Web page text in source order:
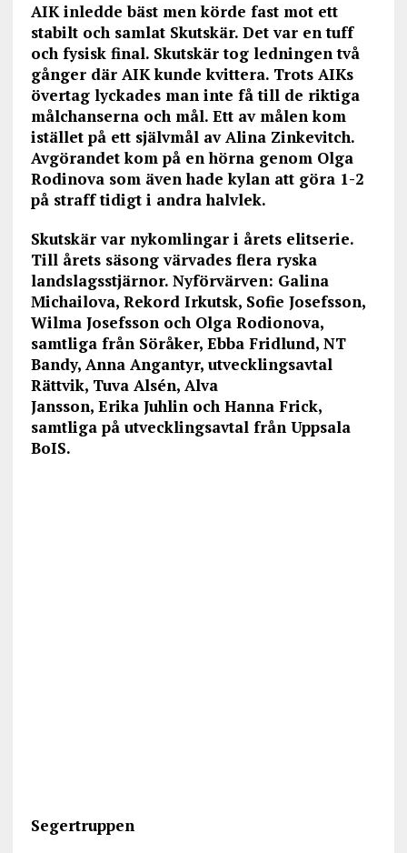
AIK inledde bäst men körde fast mot ett
stabilt och samlat Skutskär. Det var en tuff
och fysisk final. Skutskär tog ledningen två
gånger där AIK kunde kvittera. Trots AIKs
övertag lyckades man inte få till de riktiga
målchanserna och mål. Ett av målen kom
istället på ett självmål av Alina Zinkevitch.
Avgörandet kom på en hörna genom Olga
Rodinova som även hade kylan att göra 1-2
på straff tidigt i andra halvlek.
Skutskär var nykomlingar i årets elitserie.
Till årets säsong värvades flera ryska
landslagsstjärnor. Nyförvärven: Galina
Michailova, Rekord Irkutsk, Sofie Josefsson,
Wilma Josefsson och Olga Rodionova,
samtliga från Söråker, Ebba Fridlund, NT
Bandy, Anna Angantyr, utvecklingsavtal
Rättvik, Tuva Alsén, Alva
Jansson, Erika Juhlin och Hanna Frick,
samtliga på utvecklingsavtal från Uppsala
BoIS.
Segertruppen